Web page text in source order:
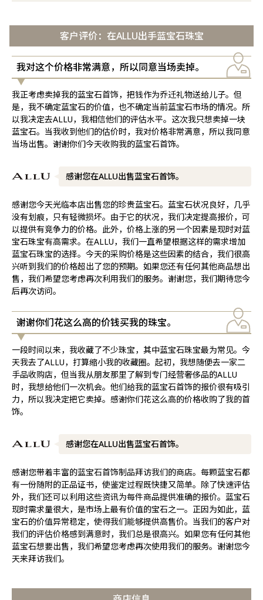
客户评价：在ALLU出手蓝宝石珠宝
我对这个价格非常满意，所以同意当场卖掉。
我正考虑卖掉我的蓝宝石首饰，把钱作为乔迁礼物送给儿子。但
是，我不确定蓝宝石的价值，也不确定当前蓝宝石市场的情况。所
以我决定去ALLU，我相信他们的评估水平。这次我只想卖掉一块
蓝宝石。当我收到他们的估价时，我对价格非常满意，所以我同意
当场出售。谢谢你们今天收购我的蓝宝石首饰。
感谢您在ALLU出售蓝宝石首饰。
感谢您今天光临本店出售您的珍贵蓝宝石。蓝宝石状况良好，几乎
没有划痕，只有轻微损坏。由于它的状况，我们决定提高报价，可
以提供有竞争力的价格。此外，价格上涨的另一个因素是现时对蓝
宝石珠宝有高需求。在ALLU，我们一直希望根据这样的需求增加
蓝宝石珠宝的选择。今天的采购价格是这些因素的结合，我们很高
兴听到我们的价格超出了您的预期。如果您还有任何其他商品想出
售，我们希望您考虑再次利用我们的服务。谢谢您，我们期待您今
后再次访问。
谢谢你们花这么高的价钱买我的珠宝。
一段时间以来，我收藏了不少珠宝，其中蓝宝石珠宝最为常见。今
天我去了ALLU，打算缩小我的收藏圈。起初，我想随便去一家二
手品收购店，但当我从朋友那里了解到专门经营奢侈品的ALLU
时，我想给他们一次机会。他们给我的蓝宝石首饰的报价很有吸引
力，所以我决定把它卖掉。感谢你们花这么高的价格收购了我的首
饰。
感谢您在ALLU出售蓝宝石首饰。
感谢您带着丰富的蓝宝石首饰制品拜访我们的商店。每颗蓝宝石都
有一份随附的正品证书，使鉴定过程既快捷又简单。除了快速评估
外，我们还可以利用这些资讯为每件商品提供准确的报价。蓝宝石
现时需求量很大，是市场上最有价值的宝石之一。正因为如此，蓝
宝石的价值异常稳定，使得我们能够提供高售价。当我们的客户对
我们的评估价格感到满意时，我们总是很高兴。如果您有任何其他
蓝宝石想要出售，我们希望您考虑再次使用我们的服务。谢谢您今
天来拜访我们。